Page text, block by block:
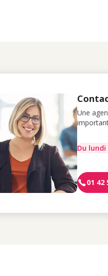
Une
Du lundi
01 42